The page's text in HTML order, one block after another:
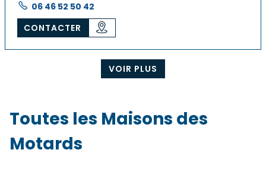
06 46 52 50 42
CONTACTER
VOIR PLUS
Toutes les Maisons des
Motards